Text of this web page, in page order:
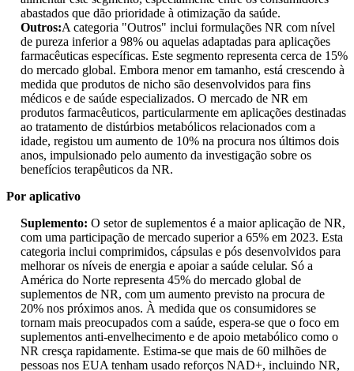
abastados que dão prioridade à otimização da saúde.
Outros:A categoria "Outros" inclui formulações NR com nível
de pureza inferior a 98% ou aquelas adaptadas para aplicações
farmacêuticas específicas. Este segmento representa cerca de 15%
do mercado global. Embora menor em tamanho, está crescendo à
medida que produtos de nicho são desenvolvidos para fins
médicos e de saúde especializados. O mercado de NR em
produtos farmacêuticos, particularmente em aplicações destinadas
ao tratamento de distúrbios metabólicos relacionados com a
idade, registou um aumento de 10% na procura nos últimos dois
anos, impulsionado pelo aumento da investigação sobre os
benefícios terapêuticos da NR.
Por aplicativo
Suplemento: O setor de suplementos é a maior aplicação de NR,
com uma participação de mercado superior a 65% em 2023. Esta
categoria inclui comprimidos, cápsulas e pós desenvolvidos para
melhorar os níveis de energia e apoiar a saúde celular. Só a
América do Norte representa 45% do mercado global de
suplementos de NR, com um aumento previsto na procura de
20% nos próximos anos. À medida que os consumidores se
tornam mais preocupados com a saúde, espera-se que o foco em
suplementos anti-envelhecimento e de apoio metabólico como o
NR cresça rapidamente. Estima-se que mais de 60 milhões de
pessoas nos EUA tenham usado reforços NAD+, incluindo NR,